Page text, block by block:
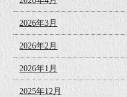
2026年3月
2026年2月
2026年1月
2025年12月